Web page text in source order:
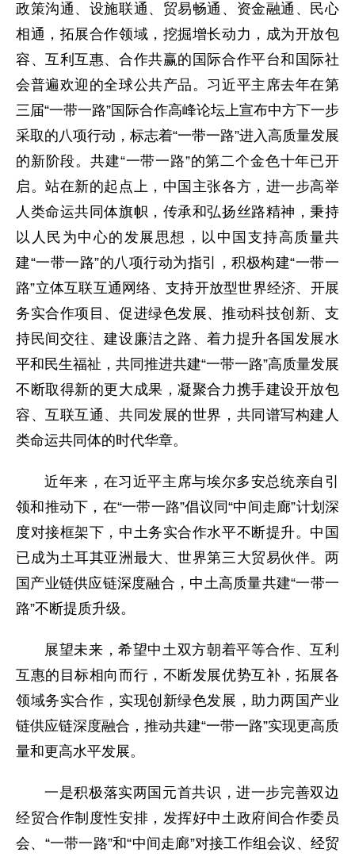
政策沟通、设施联通、贸易畅通、资金融通、民心
相通，拓展合作领域，挖掘增长动力，成为开放包
容、互利互惠、合作共赢的国际合作平台和国际社
会普遍欢迎的全球公共产品。习近平主席去年在第
三届“一带一路”国际合作高峰论坛上宣布中方下一步
采取的八项行动，标志着“一带一路”进入高质量发展
的新阶段。共建“一带一路”的第二个金色十年已开
启。站在新的起点上，中国主张各方，进一步高举
人类命运共同体旗帜，传承和弘扬丝路精神，秉持
以人民为中心的发展思想，以中国支持高质量共
建“一带一路”的八项行动为指引，积极构建“一带一
路”立体互联互通网络、支持开放型世界经济、开展
务实合作项目、促进绿色发展、推动科技创新、支
持民间交往、建设廉洁之路、着力提升各国发展水
平和民生福祉，共同推进共建“一带一路”高质量发展
不断取得新的更大成果，凝聚合力携手建设开放包
容、互联互通、共同发展的世界，共同谱写构建人
类命运共同体的时代华章。
近年来，在习近平主席与埃尔多安总统亲自引
领和推动下，在“一带一路”倡议同“中间走廊”计划深
度对接框架下，中土务实合作水平不断提升。中国
已成为土耳其亚洲最大、世界第三大贸易伙伴。两
国产业链供应链深度融合，中土高质量共建“一带一
路”不断提质升级。
展望未来，希望中土双方朝着平等合作、互利
互惠的目标相向而行，不断发展优势互补，拓展各
领域务实合作，实现创新绿色发展，助力两国产业
链供应链深度融合，推动共建“一带一路”实现更高质
量和更高水平发展。
一是积极落实两国元首共识，进一步完善双边
经贸合作制度性安排，发挥好中土政府间合作委员
会、“一带一路”和“中间走廊”对接工作组会议、经贸